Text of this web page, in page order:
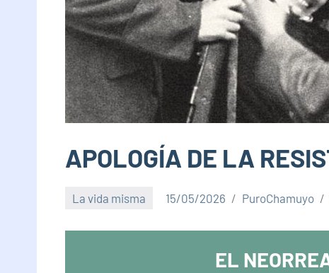
APOLOGÍA DE LA
La vida misma 15/05/2026 PuroChamuyo
EL